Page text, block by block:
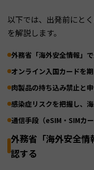
以下では、出発前にと
を解説します。
外務省「海外安全情報」
オンライン入国カードを
肉製品の持ち込み禁止と
感染症リスクを把握し、
通信手段（eSIM・SIMカ
外務省「海外安全
認する